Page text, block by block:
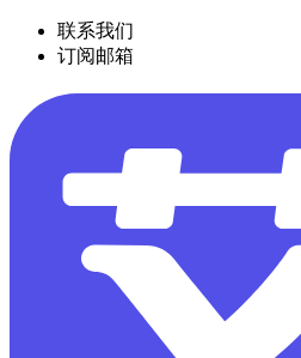
联系我们
订阅邮箱